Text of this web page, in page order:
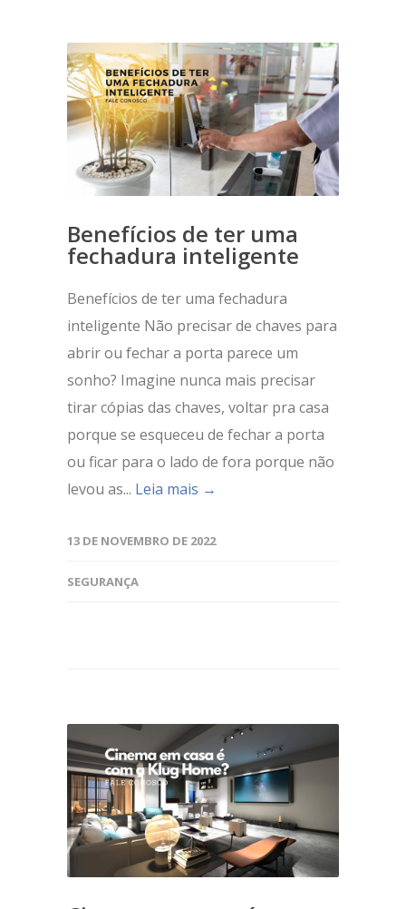
Benefícios de ter uma
fechadura inteligente
Benefícios de ter uma fechadura
inteligente Não precisar de chaves para
abrir ou fechar a porta parece um
sonho? Imagine nunca mais precisar
tirar cópias das chaves, voltar pra casa
porque se esqueceu de fechar a porta
ou ficar para o lado de fora porque não
levou as... Leia mais →
13 DE NOVEMBRO DE 2022
SEGURANÇA